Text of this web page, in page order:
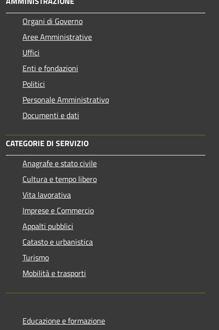
Organi di Governo
Aree Amministrative
Uffici
Enti e fondazioni
Politici
Personale Amministrativo
Documenti e dati
CATEGORIE DI SERVIZIO
Anagrafe e stato civile
Cultura e tempo libero
Vita lavorativa
Imprese e Commercio
Appalti pubblici
Catasto e urbanistica
Turismo
Mobilità e trasporti
Educazione e formazione